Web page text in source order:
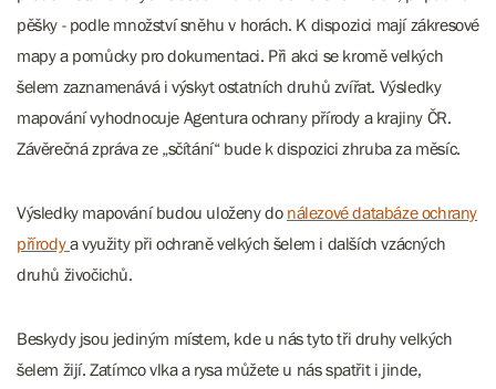
pěšky - podle množství sněhu v horách. K dispozici mají zákresové
mapy a pomůcky pro dokumentaci. Při akci se kromě velkých
šelem zaznamenává i výskyt ostatních druhů zvířat. Výsledky
mapování vyhodnocuje Agentura ochrany přírody a krajiny ČR.
Závěrečná zpráva ze „sčítání“ bude k dispozici zhruba za měsíc.
Výsledky mapování budou uloženy do nálezové databáze ochrany
přírodya využity při ochraně velkých šelem i dalších vzácných
druhů živočichů.
Beskydy jsou jediným místem, kde u nás tyto tři druhy velkých
šelem žijí. Zatímco vlka a rysa můžete u nás spatřit i jinde,